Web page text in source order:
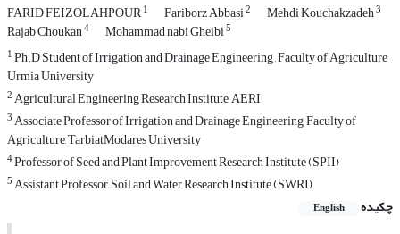
FARID FEIZOLAHPOUR1 Fariborz Abbasi2 Mehdi Kouchakzadeh3
Rajab Choukan4 Mohammad nabi Gheibi5
1Ph.D Student of Irrigation and Drainage Engineering , Faculty of Agriculture
Urmia University
2Agricultural Engineering Research Institute, AERI
3Associate Professor of Irrigation and Drainage Engineering, Faculty of
Agriculture, TarbiatModares University
4Professor of Seed and Plant Improvement Research Institute (SPII)
5Assistant Professor, Soil and Water Research Institute (SWRI)
چکیده
English